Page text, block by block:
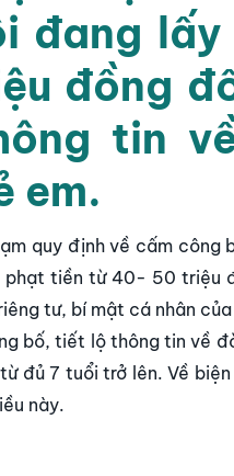
đang
đồng
tin
em.
quy định về cấm công
phạt tiền từ 40- 50 triệu
tư, bí mật cá nhân
bố, tiết lộ thông tin về
đủ 7 tuổi trở lên. Về
này.